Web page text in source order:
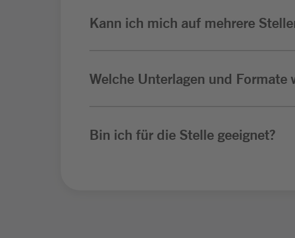
Kann ich mich auf mehrere
Welche Unterlagen und
Bin ich für die Stelle geeignet?